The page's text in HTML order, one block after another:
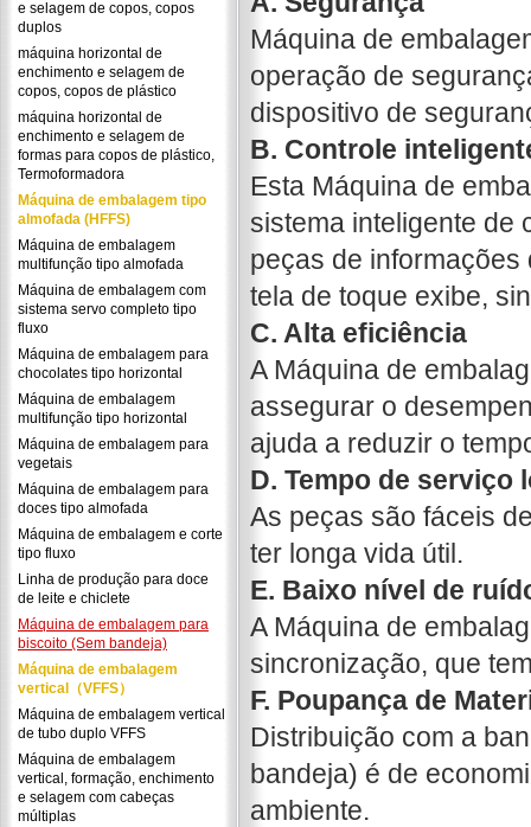
e selagem de copos, copos
duplos
máquina horizontal de
enchimento e selagem de
copos, copos de plástico
máquina horizontal de
enchimento e selagem de
formas para copos de plástico,
Termoformadora
Máquina de embalagem tipo
almofada (HFFS)
Máquina de embalagem
multifunção tipo almofada
Máquina de embalagem com
sistema servo completo tipo
fluxo
Máquina de embalagem para
chocolates tipo horizontal
Máquina de embalagem
multifunção tipo horizontal
Máquina de embalagem para
vegetais
Máquina de embalagem para
doces tipo almofada
Máquina de embalagem e corte
tipo fluxo
Linha de produção para doce
de leite e chiclete
Máquina de embalagem para
biscoito (Sem bandeja)
Máquina de embalagem
vertical（VFFS）
Máquina de embalagem vertical
de tubo duplo VFFS
Máquina de embalagem
vertical, formação, enchimento
e selagem com cabeças
múltiplas
Máquina de
operação de
dispositivo de
B. Controle
Esta Máquina de
sistema inteligente de
peças de informações
tela de toque exibe,
C. Alta eficiência
A Máquina de
assegurar o
ajuda a reduzir o
D. Tempo de serviço
As peças são fáceis
ter longa vida útil.
E. Baixo nível de
A Máquina de
sincronização, que
F. Poupança de
Distribuição com a
bandeja) é de
ambiente.